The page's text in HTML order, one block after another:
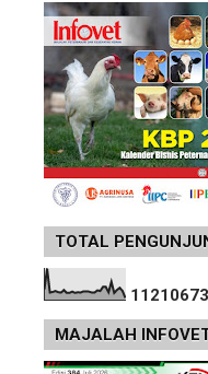
TOTAL
11210673
MAJALAH